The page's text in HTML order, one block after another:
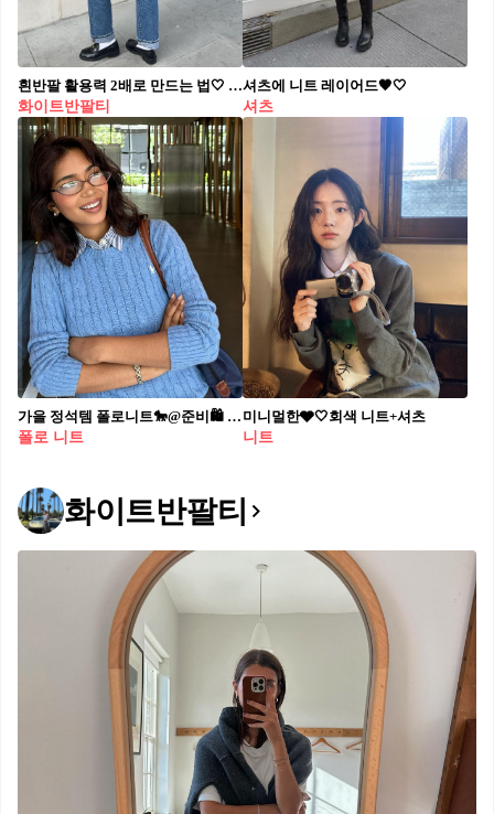
흰반팔 활용력 2배로 만드는 법🤍 받쳐 입기 좋은 흰반팔에 레이어드 하기 좋은 여름 코디 4가지☀️ 1. 흰 반팔에 니트 조끼 매치하기 흰 반팔이 다소 밋밋하다고 느껴질 때엔 니트 조끼를 더해 보세요. 니트 조끼 컬러에 따라 다양한 무드를 연출해 볼 수 있습니다. 2. 흰 반팔에 니트 두르기 입기엔 더운 가디건이나 니트를 어깨에 둘러 보는 것도 좋은 레이어드 방법입니다. 자연스럽게 포인트 주기 좋은 스타일링이죠. 3. 흰 반팔에 셔츠 걸치기 무더운 여름에도 추운 에어컨 바람을 피할 아우터는 필요합니다. 흰 반팔 위에 셔츠를 레이어드해 가볍고 편한 여름 코디를 완성할 수 있죠. 4. 흰 반팔에 니트 묶기 니트를 어깨에 두르기가 다소 답답하다면 허리나 크로스로 묶어보는 건 어떨까요? 위치에 따라 체형 커버 스타일링도 가능합니다.
화이트반팔티
셔츠에 니트 레이어드🖤🤍
셔츠
가을 정석템 폴로니트🐎@준비🛍️ 단독으로 입거나 셔츠와 레이어드해서 심플하게 코디해✨
폴로 니트
미니멀한🩶🤍회색 니트+셔츠
니트
화이트반팔티